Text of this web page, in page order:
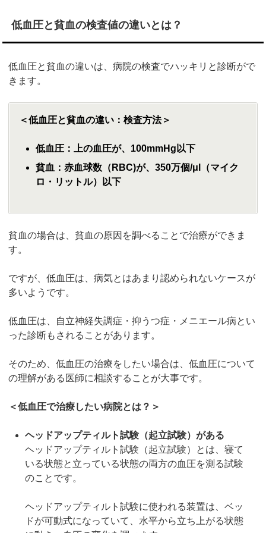
低血圧と貧血の検査値の違いとは？
低血圧と貧血の違いは、病院の検査でハッキリと診断がで
きます。
＜低血圧と貧血の違い：検査方法＞
低血圧：上の血圧が、100mmHg以下
貧血：赤血球数（RBC)が、350万個/μl（マイク
ロ・リットル）以下
貧血の場合は、貧血の原因を調べることで治療ができま
す。
ですが、低血圧は、病気とはあまり認められないケースが
多いようです。
低血圧は、自立神経失調症・抑うつ症・メニエール病とい
った診断もされることがあります。
そのため、低血圧の治療をしたい場合は、低血圧について
の理解がある医師に相談することが大事です。
＜低血圧で治療したい病院とは？＞
ヘッドアップティルト試験（起立試験）がある
ヘッドアップティルト試験（起立試験）とは、寝て
いる状態と立っている状態の両方の血圧を測る試験
のことです。
ヘッドアップティルト試験に使われる装置は、ベッ
ドが可動式になっていて、水平から立ち上がる状態